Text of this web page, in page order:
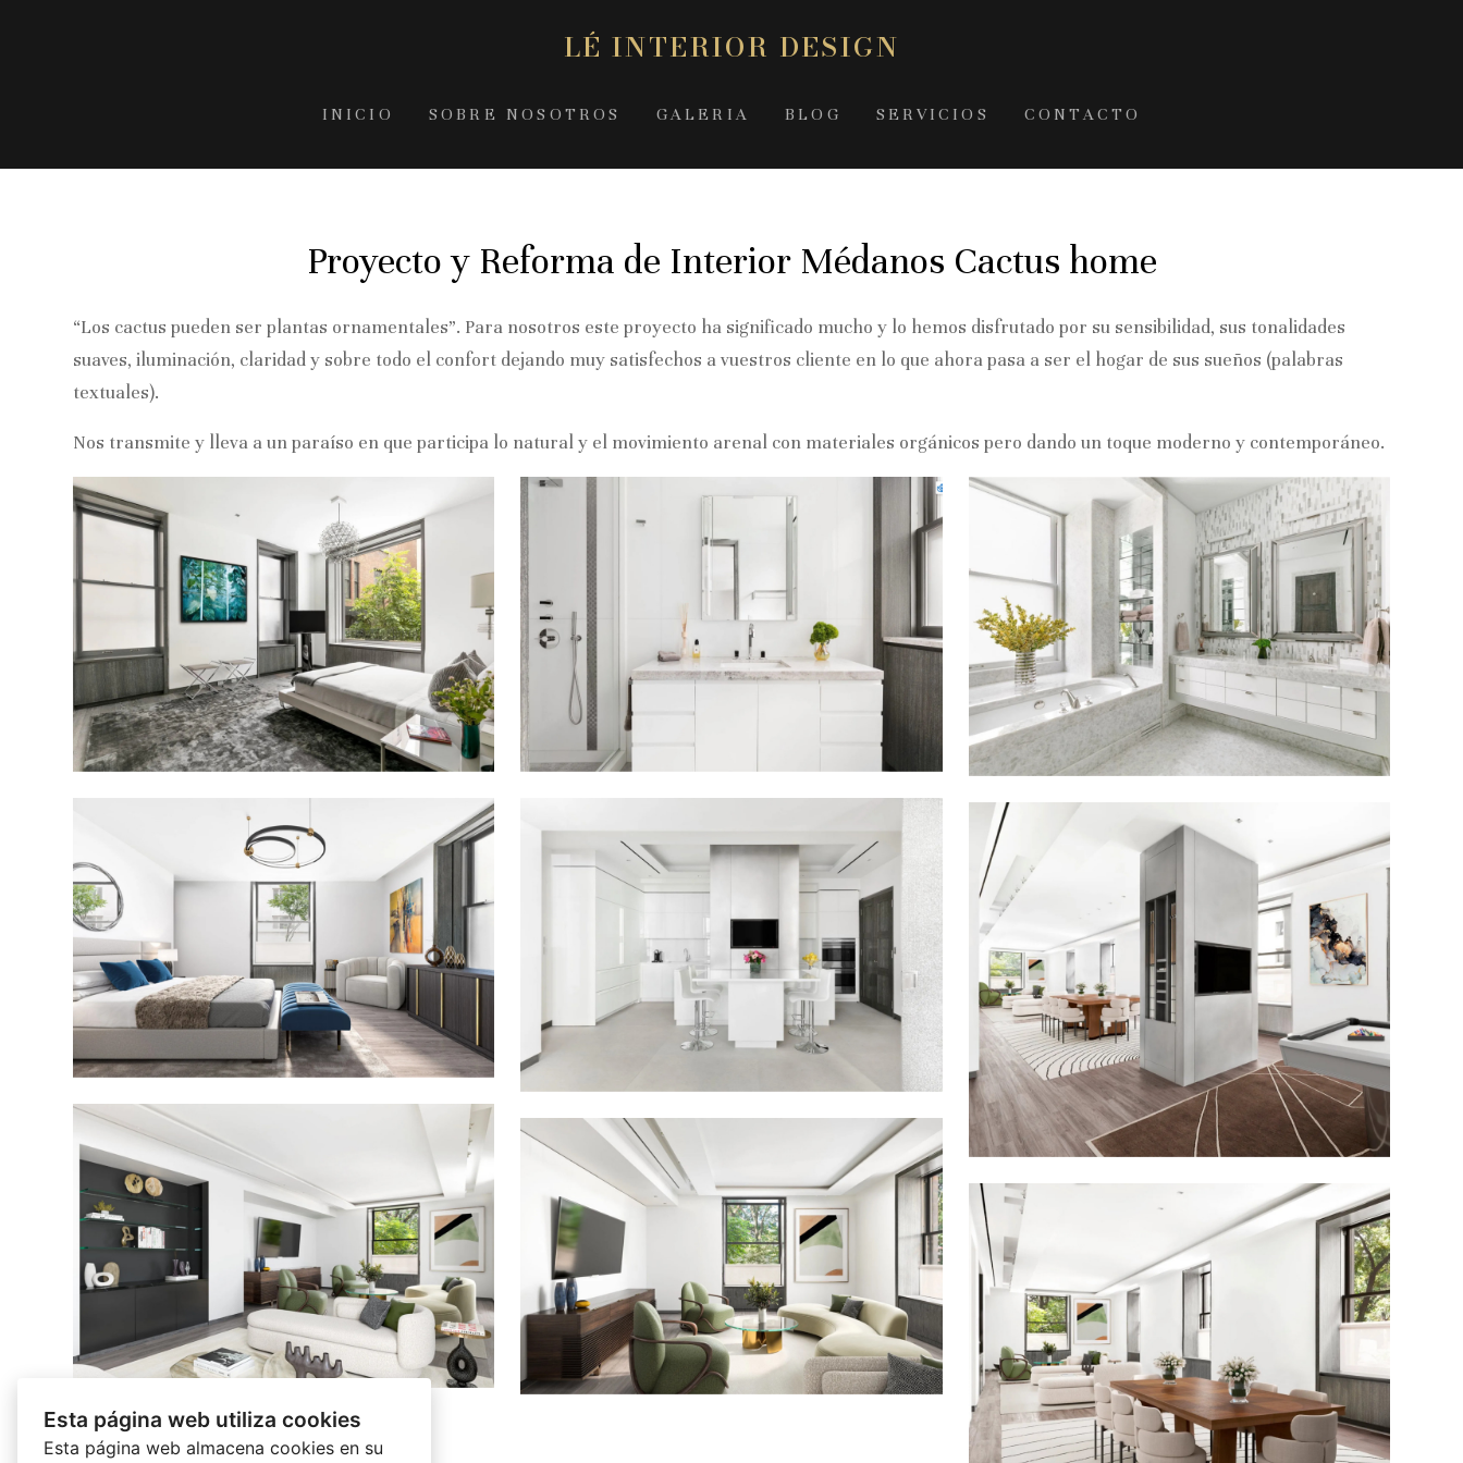
Esta página web utiliza cookies
Esta página web almacena cookies en su
LÉ INTERIOR DESIGN
INICIO SOBRE NOSOTROS GALERIA BLOG SERVICIOS CONTACTO
Proyecto y Reforma de Interior Médanos Cactus home
“Los cactus pueden ser plantas ornamentales”. Para nosotros este proyecto ha significado mucho y lo hemos disfrutado por su sensibilidad, sus tonalidades
suaves, iluminación, claridad y sobre todo el confort dejando muy satisfechos a vuestros cliente en lo que ahora pasa a ser el hogar de sus sueños (palabras
textuales).
Nos transmite y lleva a un paraíso en que participa lo natural y el movimiento arenal con materiales orgánicos pero dando un toque moderno y contemporáneo.